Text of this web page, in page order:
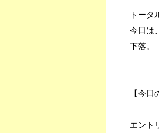
トータ
今日は
下落。
【今日
エント